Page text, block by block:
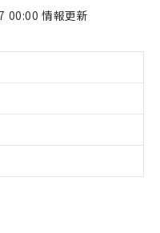
00:00 情報更新